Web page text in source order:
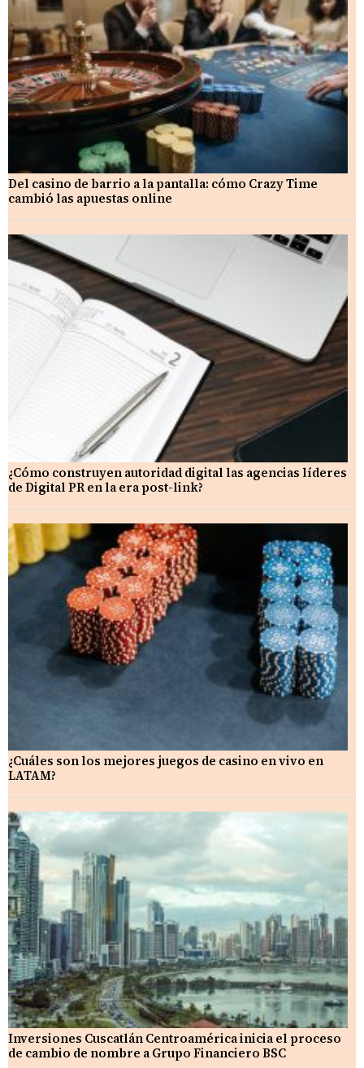
Del casino de barrio a la pantalla: cómo Crazy Time
cambió las apuestas online
¿Cómo construyen autoridad digital las agencias líderes
de Digital PR en la era post-link?
¿Cuáles son los mejores juegos de casino en vivo en
LATAM?
Inversiones Cuscatlán Centroamérica inicia el proceso
de cambio de nombre a Grupo Financiero BSC